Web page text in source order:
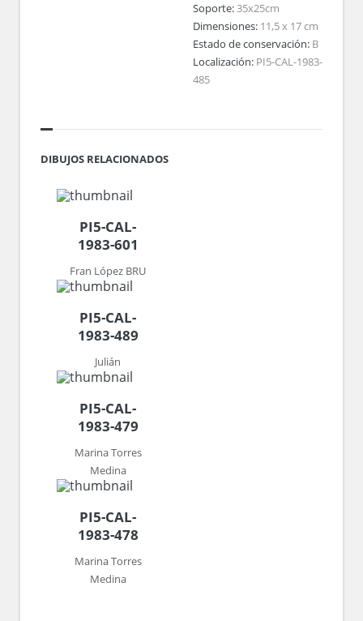
Soporte:35x25cm
Dimensiones: 11,5 x 17 cm
Estado de conservación: B
Localización: PI5-CAL-1983-
485
DIBUJOS RELACIONADOS
PI5-CAL-
1983-601
Fran López BRU
PI5-CAL-
1983-489
Julián
PI5-CAL-
1983-479
Marina Torres
Medina
PI5-CAL-
1983-478
Marina Torres
Medina